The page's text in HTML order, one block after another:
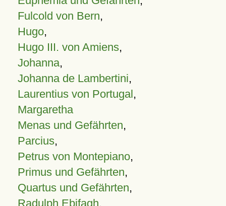
Fulcold von Bern,
Hugo,
Hugo III. von Amiens,
Johanna,
Johanna de Lambertini,
Laurentius von Portugal,
Margaretha
Menas und Gefährten,
Parcius,
Petrus von Montepiano,
Primus und Gefährten,
Quartus und Gefährten,
Radulph Ebifagh,